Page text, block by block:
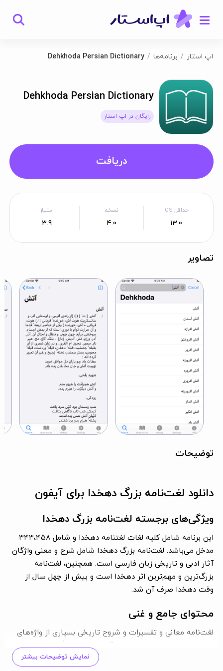
اپ استار برنامه‌ها Dehkhoda Persian Dictionary
Dehkhoda Persian Dictionary
رایگان در اپ استار
دریافت
حداقل iOS
13.0
نسخه
4.0
امتیاز
3.9
تصاویر
توضیحات
دانلود لغت‌نامه بزرگ دهخدا برای آیفون
ویژگی‌های برجسته لغت‌نامه بزرگ دهخدا
این برنامه شامل کلیه لغات لغتنامه دهخدا و شامل ۳۴۳،۴۵۸
مدخل می‌باشد. لغت‌نامه بزرگ دهخدا شامل شرح و معنی واژگان
آثار ادبی و تاریخی زبان فارسی است. همچنین، لغت‌نامه
بزرگ‌ترین و مهم‌ترین اثر دهخدا است و بیش از چهل سال از
وقت دهخدا صرف آن شد.
محتوای جامع و غنی
لغت‌نامه معانی و تفسیرات و شروح تاریخی بسیاری از واژه‌های
عربی را نیز داراست. لغت‌نامه بزرگ دهخدا تقریباً شامل همه
واژگان زبان فارسی با معنای دقیق و اشعار و اطلاعاتی درباره
نمایش توضیحات بیشتر